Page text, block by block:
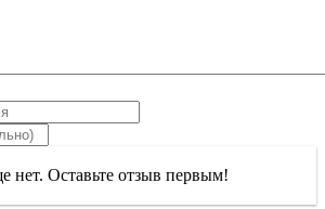
нет. Оставьте отзыв первым!